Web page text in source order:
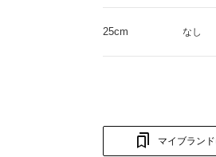
25cm なし
マイブラン